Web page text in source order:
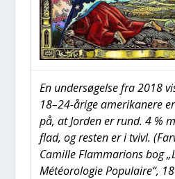
En under­sø­gel­se fra 2018
18–24-årige ame­ri­ka­ne­re
på, at Jor­den er rund. 4 %
flad, og resten er i tvivl.
Camil­le Flam­ma­rions bog
Météor­o­lo­gie Popu­lai­re“,